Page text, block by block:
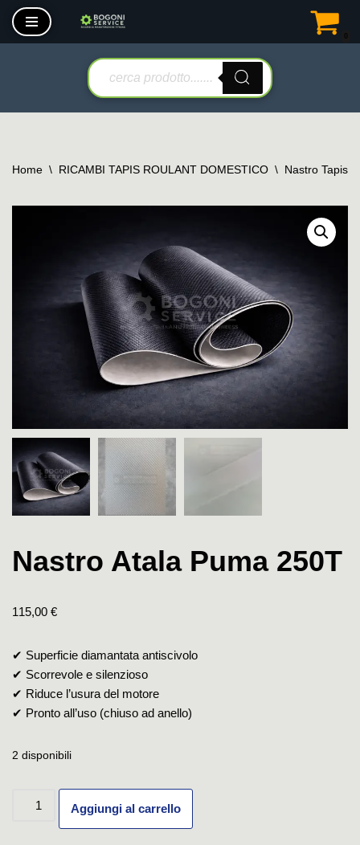
Vai
Home \ RICAMBI TAPIS ROULANT DOMESTICO \ Nastro Tapis
Nastro Atala Puma 250T
115,00 €
✔ Superficie diamantata antiscivolo
✔ Scorrevole e silenzioso
✔ Riduce l’usura del motore
✔ Pronto all’uso (chiuso ad anello)
2 disponibili
Aggiungi al carrello